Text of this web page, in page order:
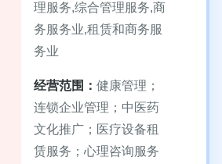
理服务,综合管理服务,商
务服务业,租赁和商务服
务业
经营范围： 健康管理；
连锁企业管理；中医药
文化推广；医疗设备租
赁服务；心理咨询服务